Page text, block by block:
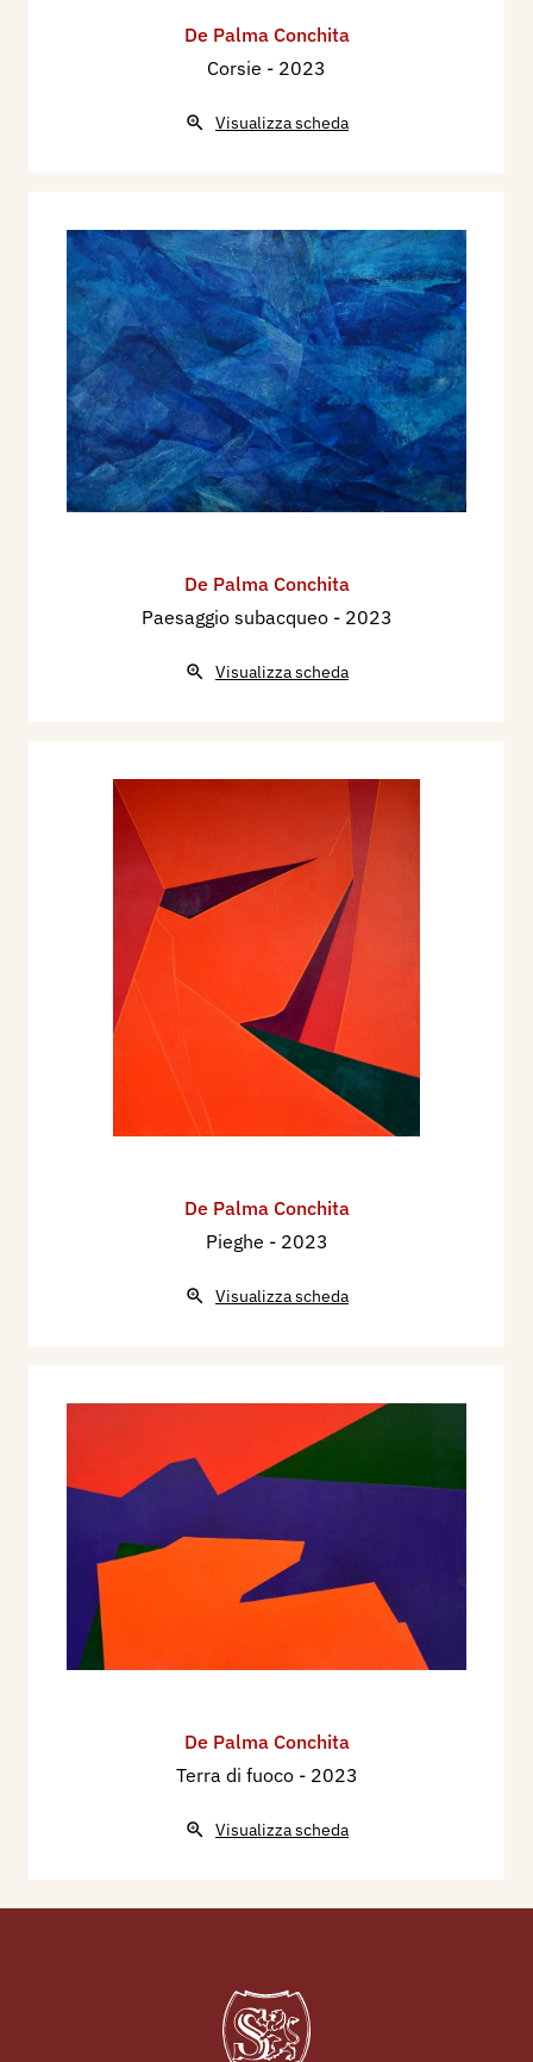
De Palma Conchita
Corsie - 2023
Visualizza scheda
De Palma Conchita
Paesaggio subacqueo - 2023
Visualizza scheda
De Palma Conchita
Pieghe - 2023
Visualizza scheda
De Palma Conchita
Terra di fuoco - 2023
Visualizza scheda